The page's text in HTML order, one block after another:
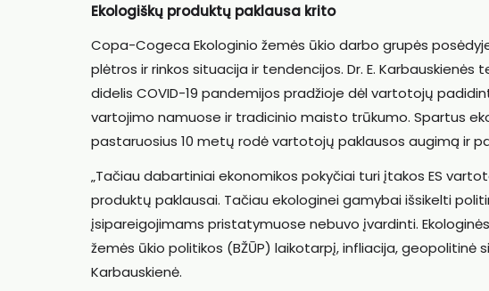
Ekologiškų produktų paklausa krito
Copa-Cogeca Ekologinio žemės ūkio darbo grupės
plėtros ir rinkos situacija ir tendencijos. Dr. E.
didelis COVID-19 pandemijos pradžioje dėl vartotojų
vartojimo namuose ir tradicinio maisto trūkumo. Spartus
pastaruosius 10 metų rodė vartotojų paklausos augimą ir
„Tačiau dabartiniai ekonomikos pokyčiai turi įtakos ES
produktų paklausai. Tačiau ekologinei gamybai išsikelti
įsipareigojimams pristatymuose nebuvo įvardinti.
žemės ūkio politikos (BŽŪP) laikotarpį, infliacija, geopolitinė
Karbauskienė.